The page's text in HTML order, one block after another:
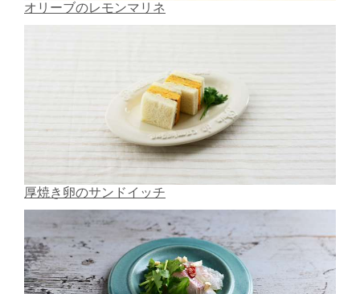
オリーブのレモンマリネ
厚焼き卵のサンドイッチ